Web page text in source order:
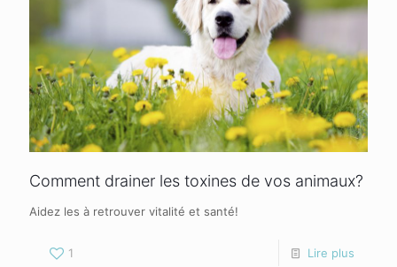
Comment drainer les toxines de vos animaux?
Aidez les à retrouver vitalité et santé!
1 Lire plus